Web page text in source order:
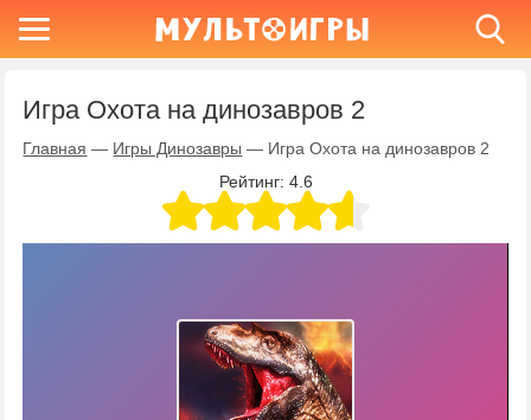
Игра Охота на динозавров 2
Главная — Игры Динозавры — Игра Охота на динозавров 2
Рейтинг: 4.6